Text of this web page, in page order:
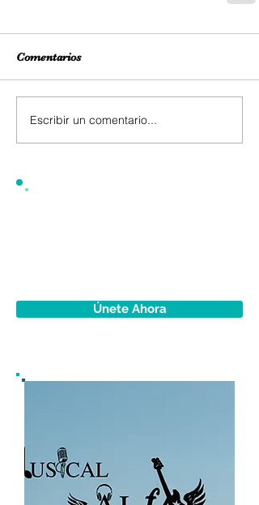
Comentarios
Escribir un comentario...
Únete Ahora